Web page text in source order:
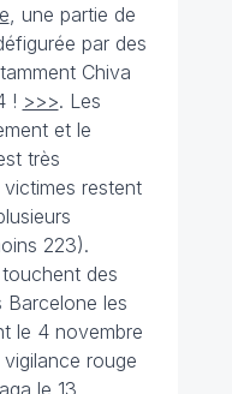
, une partie de
par des
Chiva
! >>>. Les
et le
très
restent
223).
des
Barcelone les
le 4 novembre
rouge